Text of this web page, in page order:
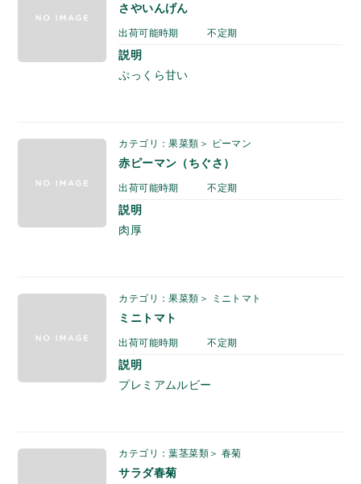
さやいんげん
出荷可能時期 不定期
説明
ぷっくら甘い
カテゴリ：果菜類＞ ピーマン
赤ピーマン（ちぐさ）
出荷可能時期 不定期
説明
肉厚
カテゴリ：果菜類＞ ミニトマト
ミニトマト
出荷可能時期 不定期
説明
プレミアムルビー
カテゴリ：葉茎菜類＞ 春菊
サラダ春菊